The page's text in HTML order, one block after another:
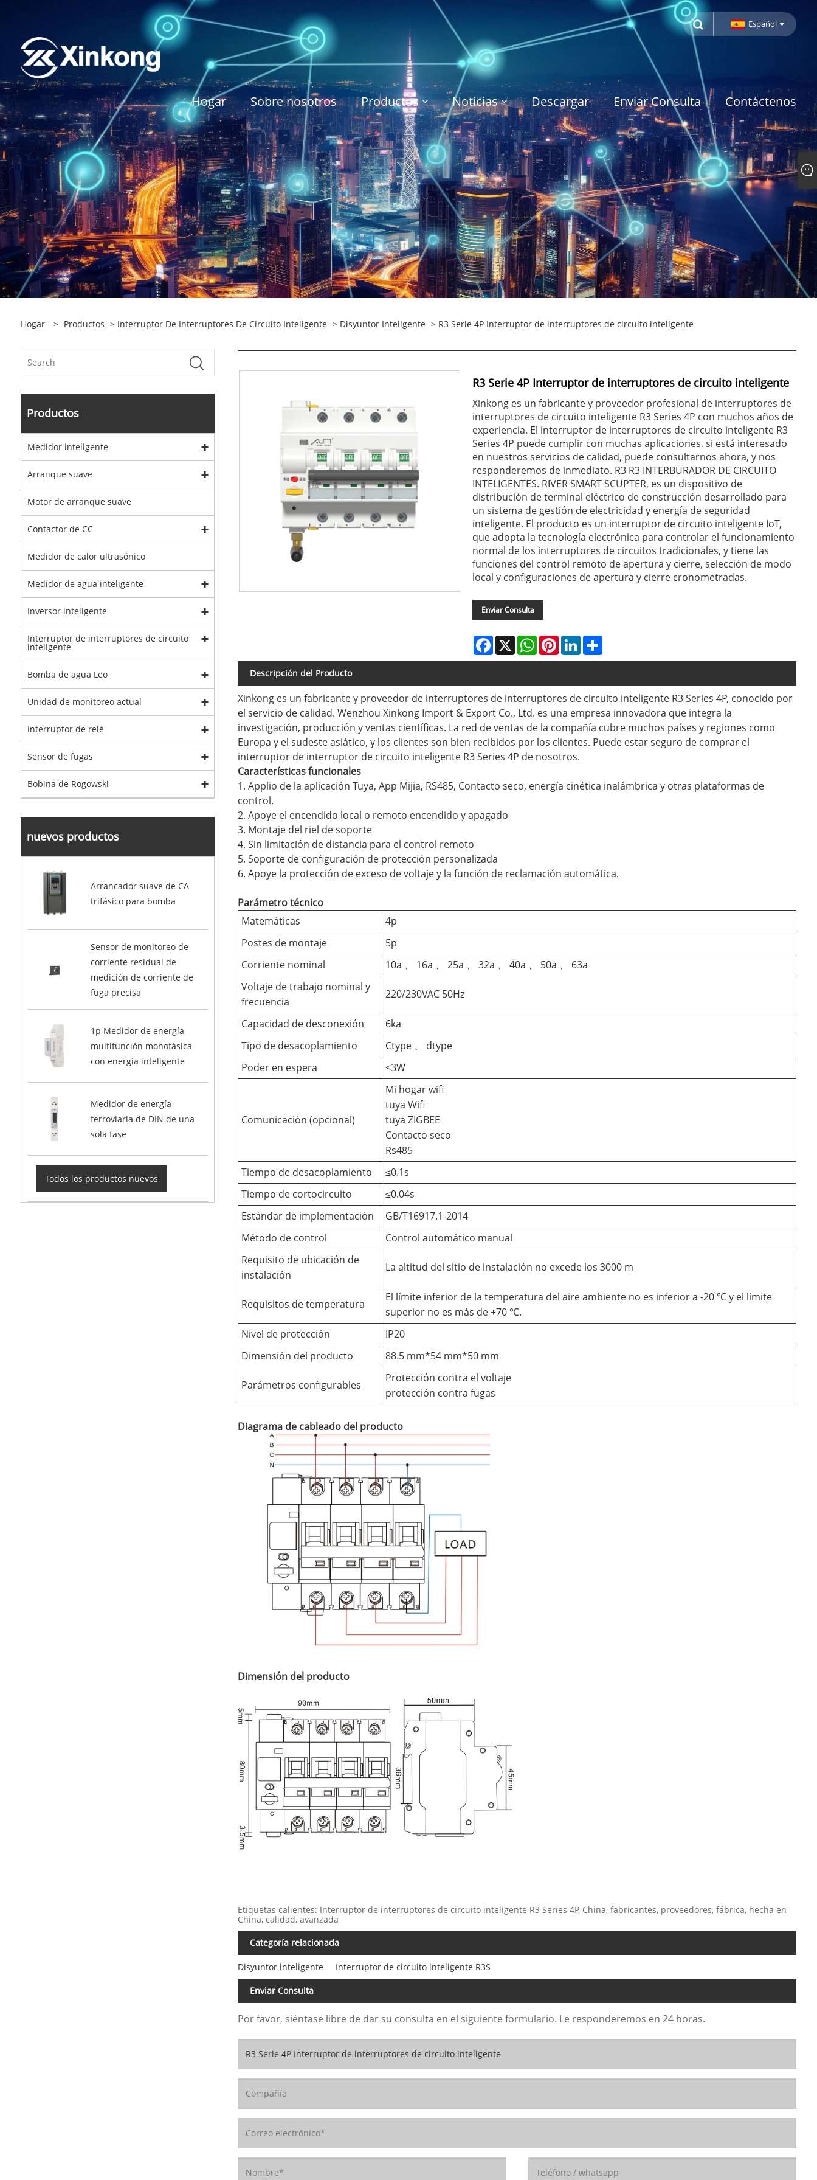
Español
Hogar Sobre nosotros Productos Noticias Descargar Enviar Consulta Contáctenos
Hogar > Productos > Interruptor De Interruptores De Circuito Inteligente > Disyuntor Inteligente > R3 Serie 4P Interruptor de interruptores de circuito inteligente
Productos
Medidor inteligente
Arranque suave
Motor de arranque suave
Contactor de CC
Medidor de calor ultrasónico
Medidor de agua inteligente
Inversor inteligente
Interruptor de interruptores de circuito
inteligente
Bomba de agua Leo
Unidad de monitoreo actual
Interruptor de relé
Sensor de fugas
Bobina de Rogowski
nuevos productos
Arrancador suave de CA
trifásico para bomba
Sensor de monitoreo de
corriente residual de
medición de corriente de
fuga precisa
1p Medidor de energía
multifunción monofásica
con energía inteligente
Medidor de energía
ferroviaria de DIN de una
sola fase
Todos los productos nuevos
R3 Serie 4P Interruptor de interruptores de circuito inteligente
Xinkong es un fabricante y proveedor profesional de interruptores de
interruptores de circuito inteligente R3 Series 4P con muchos años de
experiencia. El interruptor de interruptores de circuito inteligente R3
Series 4P puede cumplir con muchas aplicaciones, si está interesado
en nuestros servicios de calidad, puede consultarnos ahora, y nos
responderemos de inmediato. R3 R3 INTERBURADOR DE CIRCUITO
INTELIGENTES. RIVER SMART SCUPTER, es un dispositivo de
distribución de terminal eléctrico de construcción desarrollado para
un sistema de gestión de electricidad y energía de seguridad
inteligente. El producto es un interruptor de circuito inteligente IoT,
que adopta la tecnología electrónica para controlar el funcionamiento
normal de los interruptores de circuitos tradicionales, y tiene las
funciones del control remoto de apertura y cierre, selección de modo
local y configuraciones de apertura y cierre cronometradas.
Enviar Consulta
Facebook
X WhatsApp
PinterestLinkedIn
Descripción del Producto
Xinkong es un fabricante y proveedor de interruptores de interruptores de circuito inteligente R3 Series 4P, conocido por
el servicio de calidad. Wenzhou Xinkong Import & Export Co., Ltd. es una empresa innovadora que integra la
investigación, producción y ventas científicas. La red de ventas de la compañía cubre muchos países y regiones como
Europa y el sudeste asiático, y los clientes son bien recibidos por los clientes. Puede estar seguro de comprar el
interruptor de interruptor de circuito inteligente R3 Series 4P de nosotros.
Características funcionales
1. Applio de la aplicación Tuya, App Mijia, RS485, Contacto seco, energía cinética inalámbrica y otras plataformas de
control.
2. Apoye el encendido local o remoto encendido y apagado
3. Montaje del riel de soporte
4. Sin limitación de distancia para el control remoto
5. Soporte de configuración de protección personalizada
6. Apoye la protección de exceso de voltaje y la función de reclamación automática.
Parámetro técnico
Matemáticas
4p
Postes de montaje
5p
Corriente nominal
10a 、 16a 、 25a 、 32a 、 40a 、 50a 、 63a
Voltaje de trabajo nominal y
frecuencia
220/230VAC 50Hz
Capacidad de desconexión
6ka
Tipo de desacoplamiento
Ctype 、 dtype
Poder en espera
<3W
Comunicación (opcional)
Mi hogar wifi
tuya Wifi
tuya ZIGBEE
Contacto seco
Rs485
Tiempo de desacoplamiento
≤0.1s
Tiempo de cortocircuito
≤0.04s
Estándar de implementación
GB/T16917.1-2014
Método de control
Control automático manual
Requisito de ubicación de
instalación
La altitud del sitio de instalación no excede los 3000 m
Requisitos de temperatura
El límite inferior de la temperatura del aire ambiente no es inferior a -20 ℃ y el límite
superior no es más de +70 ℃.
Nivel de protección
IP20
Dimensión del producto
88.5 mm*54 mm*50 mm
Parámetros configurables
Protección contra el voltaje
protección contra fugas
Diagrama de cableado del producto
Dimensión del producto
Etiquetas calientes: Interruptor de interruptores de circuito inteligente R3 Series 4P, China, fabricantes, proveedores, fábrica, hecha en
China, calidad, avanzada
Categoría relacionada
Disyuntor inteligente Interruptor de circuito inteligente R3S
Enviar Consulta
Por favor, siéntase libre de dar su consulta en el siguiente formulario. Le responderemos en 24 horas.